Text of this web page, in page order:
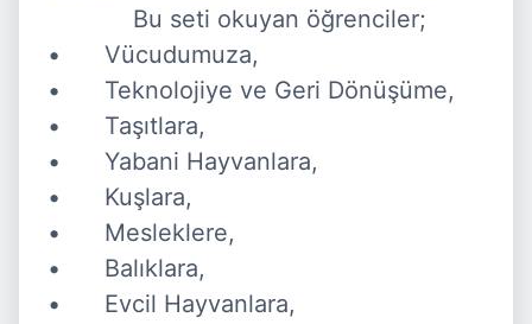
•	Vücudumuza,
•	Teknolojiye ve Geri Dönüşüme,
•	Taşıtlara,
•	Yabani Hayvanlara,
•	Kuşlara,
•	Mesleklere,
•	Balıklara,
•	Evcil Hayvanlara,